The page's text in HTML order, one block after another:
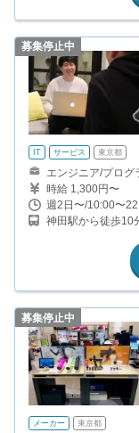
募集停止中
IT サービス 東京都
エンジニア/プログ
時給 1,300円〜
週2日〜/10:00〜
神田駅から徒歩10
座線、半蔵門線)
募集停止中
メーカー 東京都